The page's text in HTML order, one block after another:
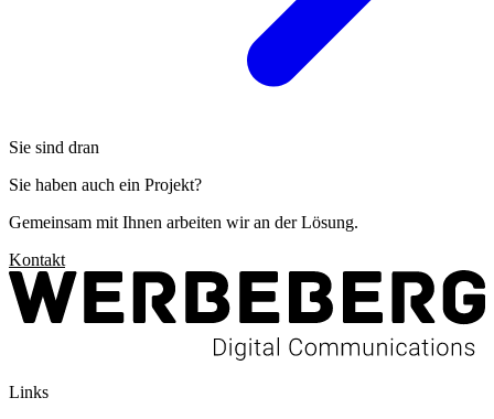
Sie sind dran
Sie haben auch ein Projekt?
Gemeinsam mit Ihnen arbeiten wir an der Lösung.
Kontakt
Links